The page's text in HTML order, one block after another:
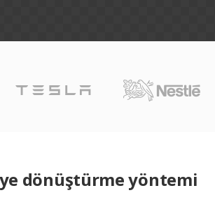
dönüştürme yöntemi